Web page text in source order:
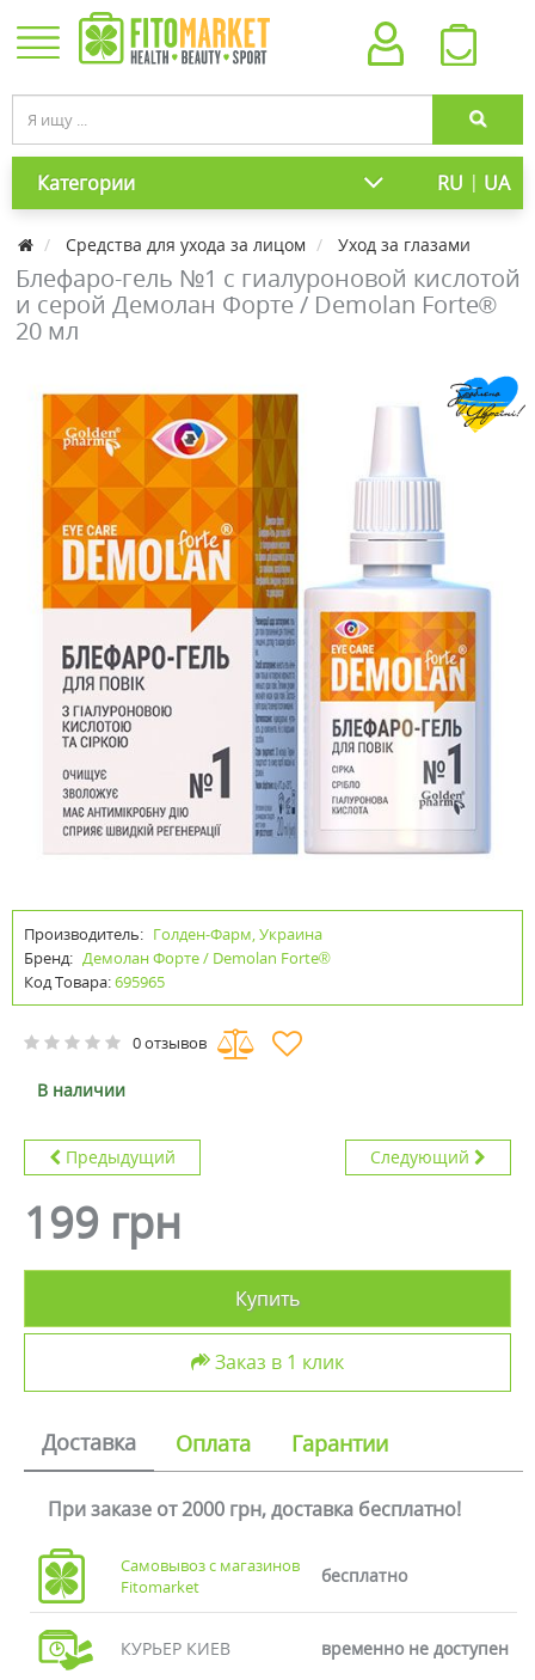
Категории RU | UA
Средства для ухода за лицом Уход за глазами
Блефаро-гель №1 с гиалуроновой кислотой
и серой Демолан Форте / Demolan Forte®
20 мл
Производитель: Голден-Фарм, Украина
Бренд: Демолан Форте / Demolan Forte®
Код Товара:695965
0 отзывов
В наличии
Предыдущий Следующий
199 грн
Купить
Заказ в 1 клик
Доставка Оплата Гарантии
При заказе от 2000 грн, доставка бесплатно!
Самовывоз с магазинов
Fitomarket
бесплатно
КУРЬЕР КИЕВ временно не доступен